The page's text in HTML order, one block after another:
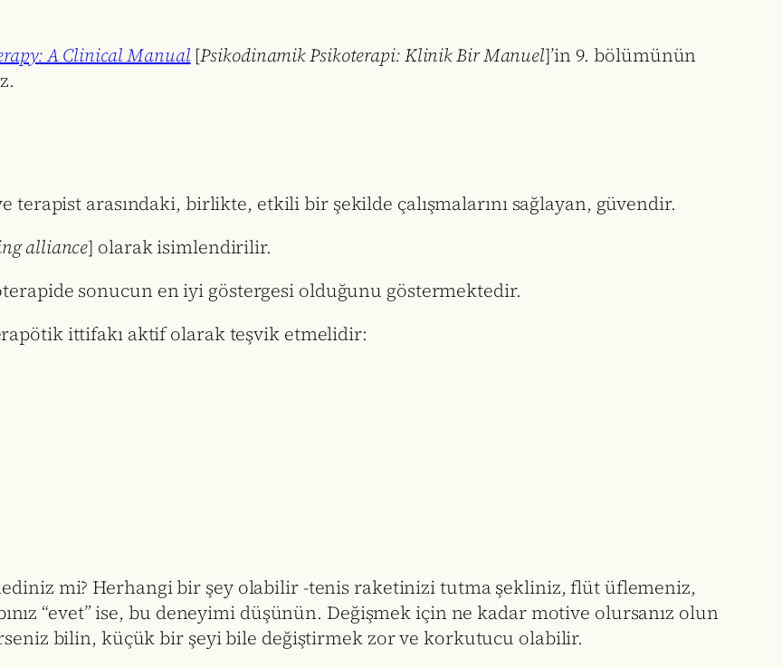
A Clinical Manual[Psikodinamik Psikoterapi: Klinik Bir Manuel]’in 9. bölümünün
terapist arasındaki, birlikte, etkili bir şekilde çalışmalarını sağlayan, güvendir.
alliance] olarak isimlendirilir.
sonucun en iyi göstergesi olduğunu göstermektedir.
ittifakı aktif olarak teşvik etmelidir:
mi? Herhangi bir şey olabilir -tenis raketinizi tutma şekliniz, flüt üflemeniz,
“evet” ise, bu deneyimi düşünün. Değişmek için ne kadar motive olursanız olun
bilin, küçük bir şeyi bile değiştirmek zor ve korkutucu olabilir.